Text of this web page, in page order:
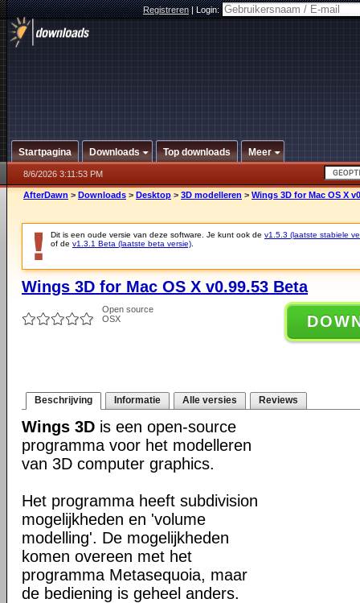
Registreren|Login:
Startpagina Downloads Top downloads Meer
8/6/2026 3:11:53 PM
AfterDawn > Downloads > Desktop > 3D modelleren > Wings 3D for Mac OS X
Dit is een oude versie van deze software. Je kunt ook de v1.5.3 (laatste stabiele
of de v1.3.1 Beta (laatste beta versie)
Wings 3D for Mac OS X v0.99.53 Beta
Open source
OSX
Beschrijving Informatie Alle versies Reviews
Wings 3D is een open-source
programma voor het modelleren
van 3D computer graphics.
Het programma heeft subdivision
mogelijkheden en 'volume
modelling'. De mogelijkheden
komen overeen met het
programma Metasequoia, maar
de bediening is geheel anders.